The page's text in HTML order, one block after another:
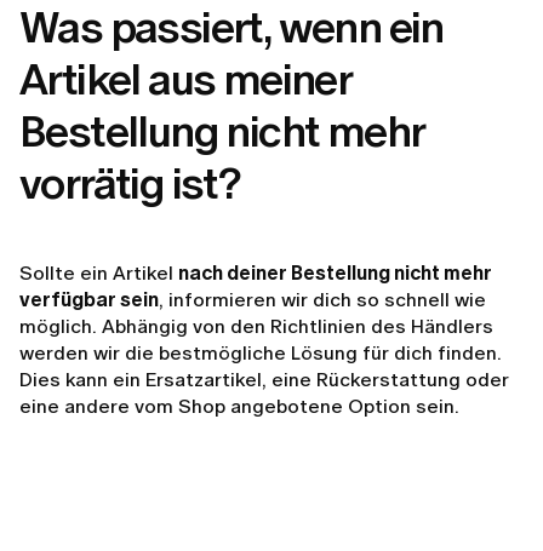
Was passiert, wenn ein
Artikel aus meiner
Bestellung nicht mehr
vorrätig ist?
Sollte ein Artikel nach deiner Bestellung nicht mehr
verfügbar sein, informieren wir dich so schnell wie
möglich. Abhängig von den Richtlinien des Händlers
werden wir die bestmögliche Lösung für dich finden.
Dies kann ein Ersatzartikel, eine Rückerstattung oder
eine andere vom Shop angebotene Option sein.